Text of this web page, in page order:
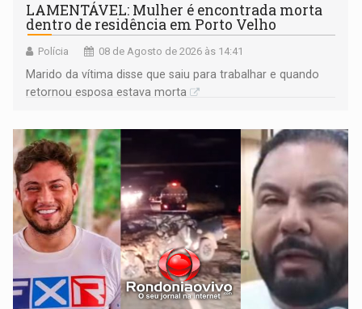
LAMENTÁVEL: Mulher é encontrada morta
dentro de residência em Porto Velho
Polícia 08 de Agosto de 2026 às 14:41
Marido da vítima disse que saiu para trabalhar e quando
retornou esposa estava morta